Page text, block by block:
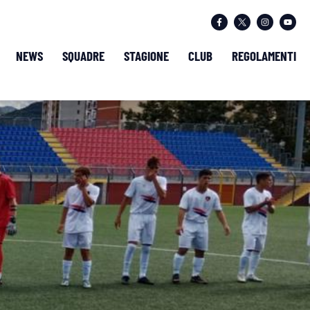
NEWS SQUADRE STAGIONE CLUB REGOLAMENTI